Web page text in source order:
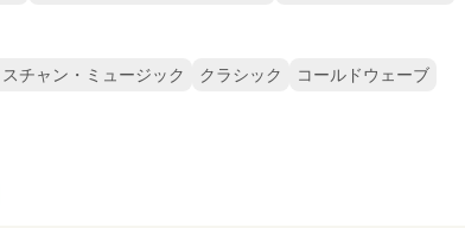
チャン・ミュージック クラシック
コールドウェーブ